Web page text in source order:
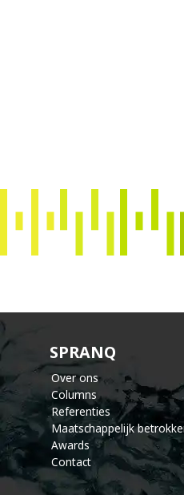
sp r
SPRANQ
Over ons
Columns
Referenties
Maatschappelijk
Awards
Contact